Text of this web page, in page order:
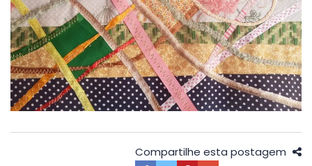
Compartilhe esta postagem